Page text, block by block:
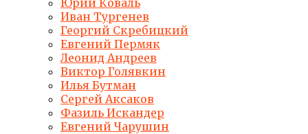
Юрий Коваль
Иван Тургенев
Георгий Скребицкий
Евгений Пермяк
Леонид Андреев
Виктор Голявкин
Илья Бутман
Сергей Аксаков
Фазиль Искандер
Евгений Чарушин